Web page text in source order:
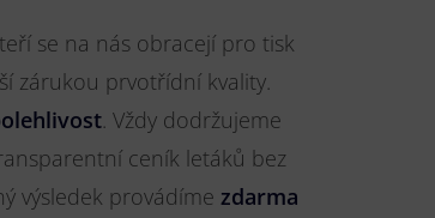
se na nás obracejí pro tisk
zárukou prvotřídní kvality.
. Vždy dodržujeme
ceník letáků bez
výsledek provádíme zdarma